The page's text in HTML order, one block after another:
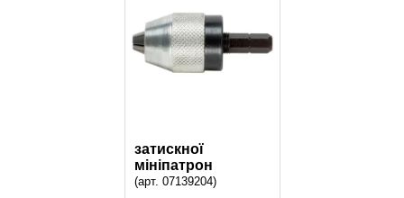
затискної
мініпатрон
(арт. 07139204)